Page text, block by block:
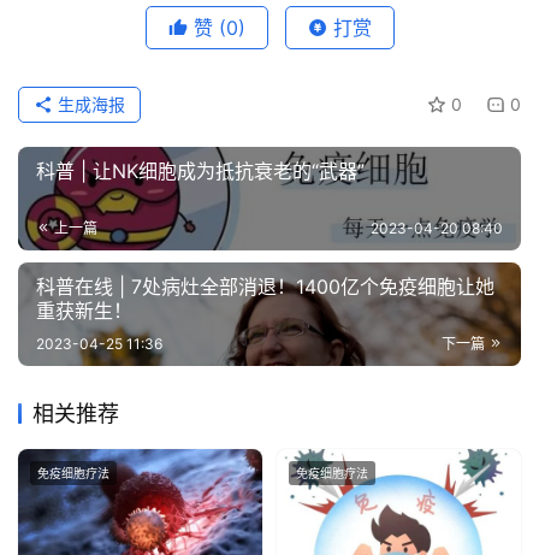
赞 (0) 打赏
0 0
生成海报
科普 | 让NK细胞成为抵抗衰老的“武器”
上一篇 2023-04-20 08:40
科普在线 | 7处病灶全部消退！1400亿个免疫细胞让她
重获新生！
下一篇
2023-04-25 11:36
相关推荐
免疫细胞疗法 免疫细胞疗法